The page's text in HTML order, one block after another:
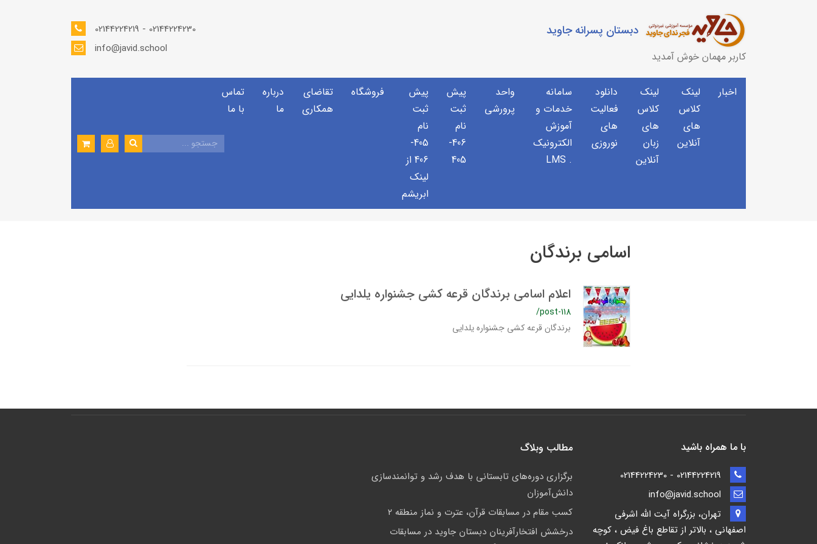
دبستان پسرانه جاوید
کاربر مهمان خوش آمدید
02144224219 - 02144224230
info@javid.school
اخبار
لینک
کلاس
های
آنلاین
لینک
کلاس
های
زبان
آنلاین
دانلود
فعالیت
های
نوروزی
سامانه
خدمات و
آموزش
الکترونیک
. LMS
واحد
پرورشی
پیش
ثبت
نام
406-
405
پیش
ثبت
نام
405-
406 از
لینک
ابریشم
فروشگاه
تقاضای
همکاری
درباره
ما
تماس
با ما
اسامی برندگان
اعلام اسامی برندگان قرعه کشی جشنواره یلدایی
/post-118
برندگان قرعه کشی جشنواره یلدایی
با ما همراه باشید
تهران، بزرگراه آیت الله اشرفی
اصفهانی ، بالاتر از تقاطع باغ فیض ، کوچه
مطالب وبلاگ
برگزاری دوره‌های تابستانی با هدف رشد و توانمندسازی
دانش‌آموزان
کسب مقام در مسابقات قرآن، عترت و نماز منطقه ۲
درخشش افتخارآفرینان دبستان جاوید در مسابقات